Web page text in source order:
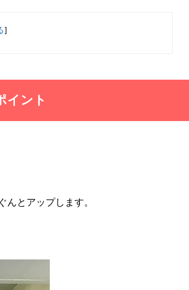
]
イント
とアップします。